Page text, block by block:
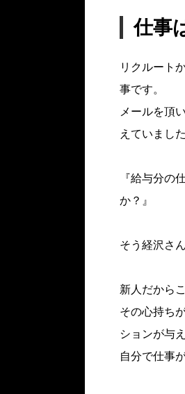
仕事
リクルート
事です。
メールを頂
えていました
『給与分の
か？』
そう経沢さ
新人だから
その心持ち
ションが与
自分で仕事